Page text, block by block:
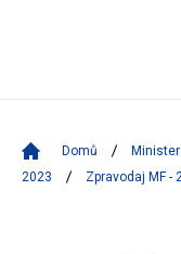
Domů
2023
Zpravodaj MF -